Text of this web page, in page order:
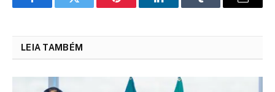
FacebookTwitter Pinterest LinkedInTumblr Email
LEIA TAMBÉM